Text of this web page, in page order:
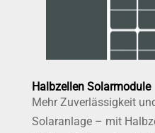
Halbzellen Solarmodule
Mehr Zuverlässigkeit
Solaranlage – mit